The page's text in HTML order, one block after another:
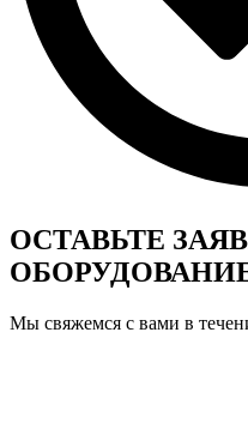
ОСТАВЬТЕ
Мы свяжемся с вами в